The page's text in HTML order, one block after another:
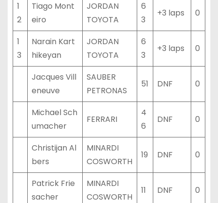
1
2
Tiago Mont
eiro
JORDAN
TOYOTA
6
3
+3 laps 0
1
3
Narain Kart
hikeyan
JORDAN
TOYOTA
6
3
+3 laps 0
Jacques Vill
eneuve
SAUBER
PETRONAS
51 DNF 0
Michael Sch
umacher
FERRARI
4
6
DNF 0
Christijan Al
bers
MINARDI
COSWORTH
19 DNF 0
Patrick Frie
sacher
MINARDI
COSWORTH
11 DNF 0